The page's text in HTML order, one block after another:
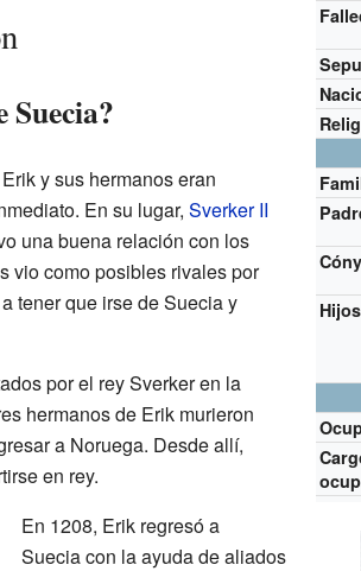
Hijos
y sus hermanos eran
En su lugar, Sverker II
una buena relación con los
vio como posibles rivales por
tener que irse de Suecia y
por el rey Sverker en la
hermanos de Erik murieron
a Noruega. Desde allí,
en rey.
En 1208, Erik regresó a
Suecia con la ayuda de aliados